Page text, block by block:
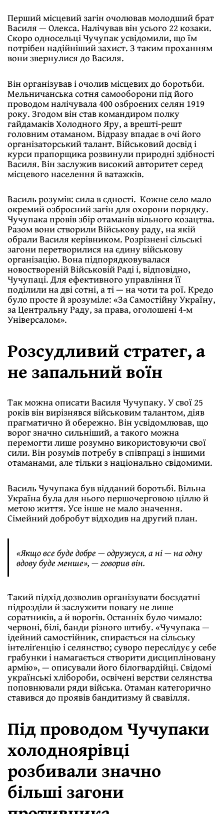
Перший місцевий загін очолював молодший брат
Василя — Олекса. Налічував він усього 22 козаки.
Скоро односельці Чучупак усвідомили, що їм
потрібен надійніший захист. З таким проханням
вони звернулися до Василя.
Він організував і очолив місцевих до боротьби.
Мельничанська сотня самооборони під його
проводом налічувала 400 озброєних селян 1919
року. Згодом він став командиром полку
гайдамаків Холодного Яру, а врешті-решт
головним отаманом. Відразу впадає в очі його
організаторський талант. Військовий досвід і
курси прапорщика розвинули природні здібності
Василя. Він заслужив високий авторитет серед
місцевого населення й ватажків.
Василь розумів: сила в єдності. Кожне село мало
окремий озброєний загін для охорони порядку.
Чучупака провів збір отаманів вільного козацтва.
Разом вони створили Військову раду, на якій
обрали Василя керівником. Розрізнені сільські
загони перетворилися на єдину військову
організацію. Вона підпорядковувалася
новоствореній Військовій Раді і, відповідно,
Чучупаці. Для ефективного управління її
поділили на дві сотні, а ті — на чоти та рої. Кредо
було просте й зрозуміле: «За Самостійну Україну,
за Центральну Раду, за права, оголошені 4-м
Універсалом».
Розсудливий стратег, а
не запальний воїн
Так можна описати Василя Чучупаку. У свої 25
років він вирізнявся військовим талантом, діяв
прагматично й обережно. Він усвідомлював, що
ворог значно сильніший, а такого можна
перемогти лише розумно використовуючи свої
сили. Він розумів потребу в співпраці з іншими
отаманами, але тільки з національно свідомими.
Василь Чучупака був відданий боротьбі. Вільна
Україна була для нього першочерговою ціллю й
метою життя. Усе інше не мало значення.
Сімейний добробут відходив на другий план.
«Якщо все буде добре — одружуся, а ні — на одну
вдову буде менше», — говорив він.
Такий підхід дозволив організувати боєздатні
підрозділи й заслужити повагу не лише
соратників, а й ворогів. Останніх було чимало:
червоні, білі, банди різного штибу. «Чучупака —
ідейний самостійник, спирається на сільську
інтеліґенцію і селянство; суворо переслідує у себе
грабунки і намагається створити дисципліновану
армію», — описували його білогвардійці. Свідомі
українські хлібороби, освічені верстви селянства
поповнювали ряди війська. Отаман категорично
ставився до проявів бандитизму й свавілля.
Під проводом Чучупаки
холодноярівці
розбивали значно
більші загони